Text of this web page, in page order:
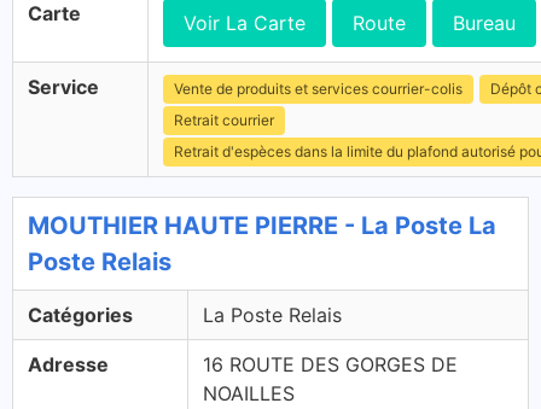
Carte Voir La Carte Route Bureau
Service Vente de produits et services courrier-colis
Dépôt
Retrait courrier
Retrait d'espèces dans la limite du plafond autorisé
MOUTHIER HAUTE PIERRE - La Poste La
Poste Relais
Catégories La Poste Relais
Adresse
16 ROUTE DES GORGES DE
NOAILLES